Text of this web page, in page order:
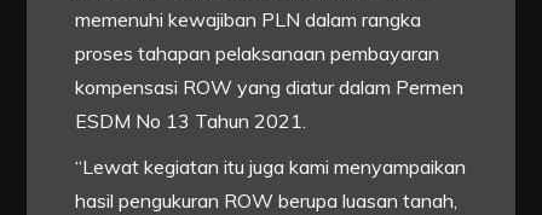
memenuhi kewajiban PLN dalam rangka
proses tahapan pelaksanaan pembayaran
kompensasi ROW yang diatur dalam Permen
ESDM No 13 Tahun 2021.
“Lewat kegiatan itu juga kami menyampaikan
hasil pengukuran ROW berupa luasan tanah,